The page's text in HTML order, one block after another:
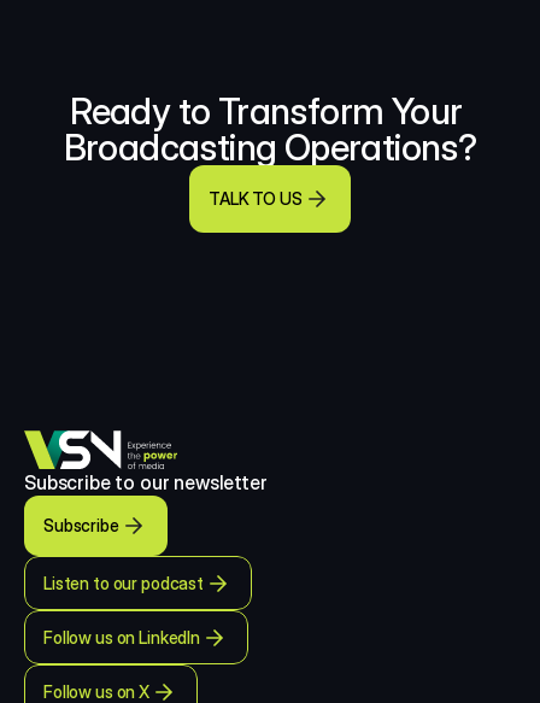
Ready to Transform Your
Broadcasting Operations?
TALK TO US
Subscribe to our newsletter
Subscribe
Listen to our podcast
Follow us on LinkedIn
Follow us on X